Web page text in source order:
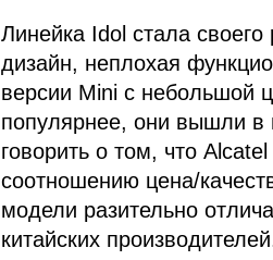
Линейка Idol стала
дизайн, неплохая
версии Mini с небольшой
популярнее, они вышли в
говорить о том, что
соотношению цена/
модели разительно
китайских